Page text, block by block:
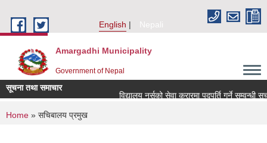
English
Nepali
Amargadhi Municipality
Government of Nepal
सूचना तथा समाचार
विद्यालय नर्सको सेवा करारमा पदपूर्ति गर्ने सम्वन्धी
You are here
Home » सचिबालय प्रमुख